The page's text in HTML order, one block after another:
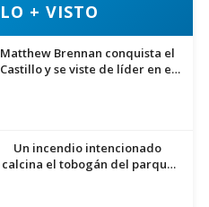
LO + VISTO
Matthew Brennan conquista el
Castillo y se viste de líder en el
Un incendio intencionado
calcina el tobogán del parque